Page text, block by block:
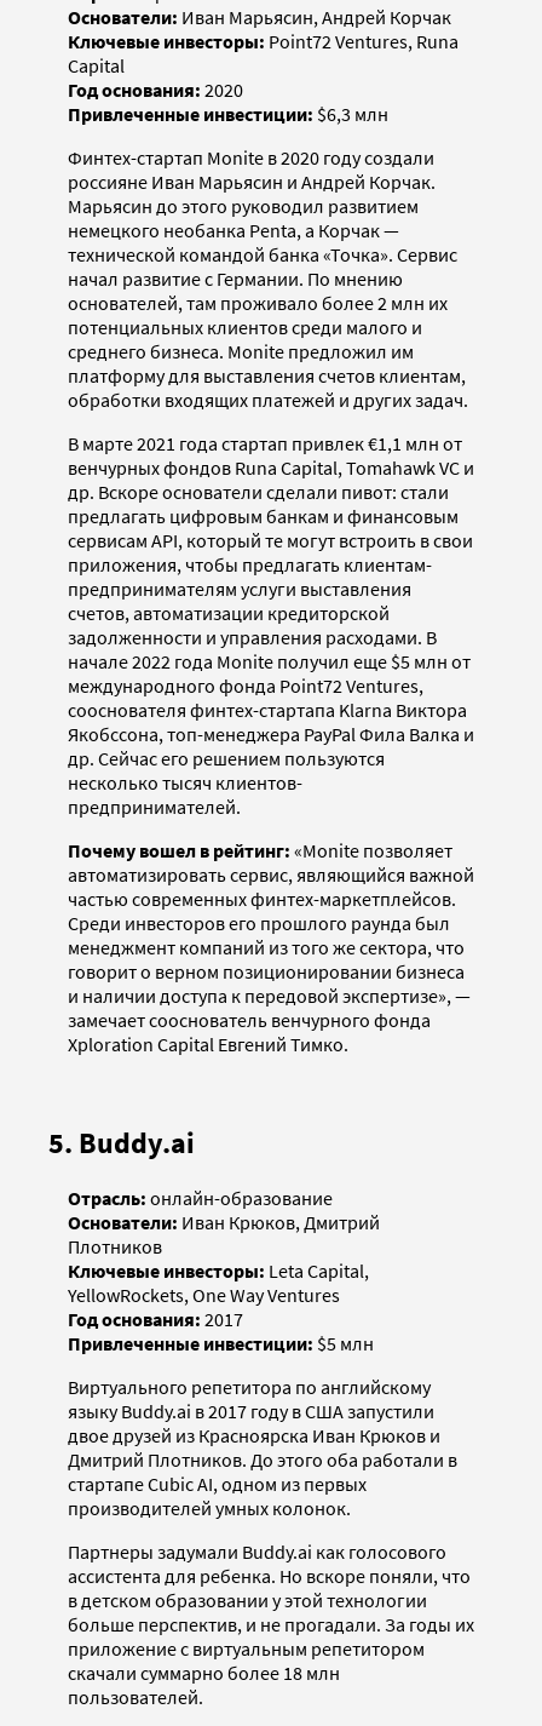
Основатели: Иван Марьясин, Андрей Корчак
Ключевые инвесторы: Point72 Ventures, Runa
Capital
Год основания: 2020
Привлеченные инвестиции: $6,3 млн
Финтех-стартап Monite в 2020 году создали
россияне Иван Марьясин и Андрей Корчак.
Марьясин до этого руководил развитием
немецкого необанка Penta, а Корчак —
технической командой банка «Точка». Сервис
начал развитие с Германии. По мнению
основателей, там проживало более 2 млн их
потенциальных клиентов среди малого и
среднего бизнеса. Monite предложил им
платформу для выставления счетов клиентам,
обработки входящих платежей и других задач.
В марте 2021 года стартап привлек €1,1 млн от
венчурных фондов Runa Capital, Tomahawk VC и
др. Вскоре основатели сделали пивот: стали
предлагать цифровым банкам и финансовым
сервисам API, который те могут встроить в свои
приложения, чтобы предлагать клиентам-
предпринимателям услуги выставления
счетов, автоматизации кредиторской
задолженности и управления расходами. В
начале 2022 года Monite получил еще $5 млн от
международного фонда Point72 Ventures,
сооснователя финтех-стартапа Klarna Виктора
Якобссона, топ-менеджера PayPal Фила Валка и
др. Сейчас его решением пользуются
несколько тысяч клиентов-
предпринимателей.
Почему вошел в рейтинг: «Monite позволяет
автоматизировать сервис, являющийся важной
частью современных финтех-маркетплейсов.
Среди инвесторов его прошлого раунда был
менеджмент компаний из того же сектора, что
говорит о верном позиционировании бизнеса
и наличии доступа к передовой экспертизе», —
замечает сооснователь венчурного фонда
Xploration Capital Евгений Тимко.
5. Buddy.ai
Отрасль: онлайн-образование
Основатели: Иван Крюков, Дмитрий
Плотников
Ключевые инвесторы: Leta Capital,
YellowRockets, One Way Ventures
Год основания: 2017
Привлеченные инвестиции: $5 млн
Виртуального репетитора по английскому
языку Buddy.ai в 2017 году в США запустили
двое друзей из Красноярска Иван Крюков и
Дмитрий Плотников. До этого оба работали в
стартапе Cubic AI, одном из первых
производителей умных колонок.
Партнеры задумали Buddy.ai как голосового
ассистента для ребенка. Но вскоре поняли, что
в детском образовании у этой технологии
больше перспектив, и не прогадали. За годы их
приложение с виртуальным репетитором
скачали суммарно более 18 млн
пользователей.